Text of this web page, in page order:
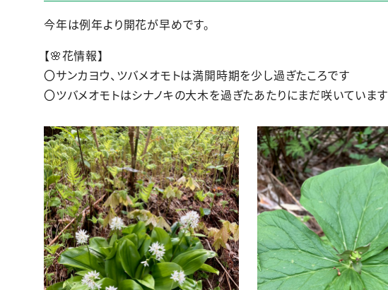
今年は例年より開花が早めです。
【🌸花情報】
〇サンカヨウ、ツバメオモトは満開時期を少し過ぎたころです
〇ツバメオモトはシナノキの大木を過ぎたあたりにまだ咲いています